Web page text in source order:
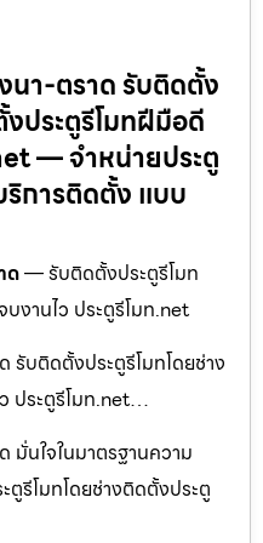
นา-ตราด รับติดตั้ง
ประตูรีโมทฝีมือดี
— จำหน่ายประตู
ริการติดตั้ง แบบ
ด— รับติดตั้งประตูรีโมท
งานไว ประตูรีโมท.net
รับติดตั้งประตูรีโมทโดยช่าง
ประตูรีโมท.net…
มั่นใจในมาตรฐานความ
รีโมทโดยช่างติดตั้งประตู